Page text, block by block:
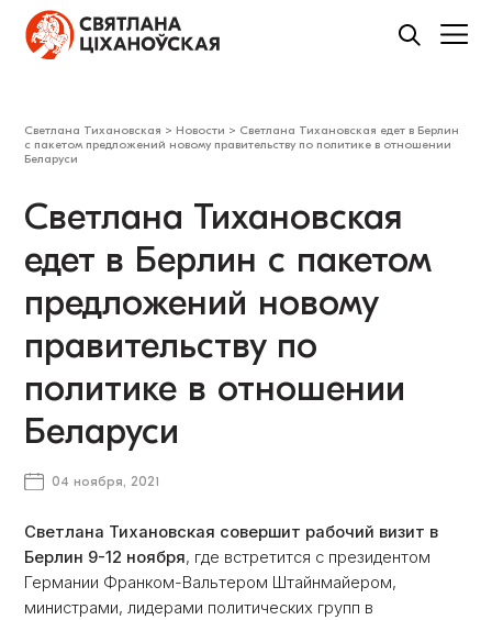
Светлана Тихановская > Новости > Светлана Тихановская едет в Берлин
с пакетом предложений новому правительству по политике в отношении
Беларуси
Светлана Тихановская
едет в Берлин с пакетом
предложений новому
правительству по
политике в отношении
Беларуси
04 ноября, 2021
Светлана Тихановская совершит рабочий визит в
Берлин 9-12 ноября, где встретится с президентом
Германии Франком-Вальтером Штайнмайером,
министрами, лидерами политических групп в